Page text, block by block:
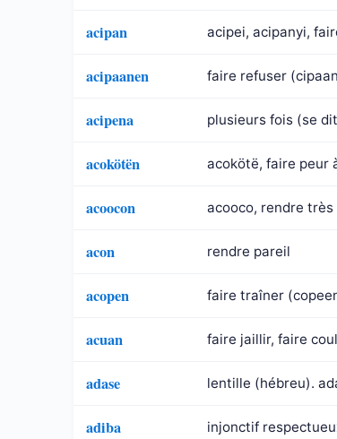
acipan acipei, acipanyi,
acipaanen faire refuser
acipena plusieurs fois (se
acokötën acokötë, faire peur
acoocon acooco, rendre
acon rendre pareil
acopen faire traîner
acuan faire jaillir, faire
adase lentille (hébreu).
adiba injonctif